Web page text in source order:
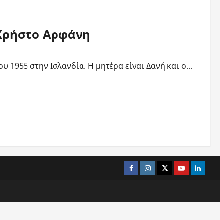
Αρφάνη
1955 στην Ισλανδία. Η μητέρα είναι Δανή και ο...
Facebook
Instagram
TwitterYoutube